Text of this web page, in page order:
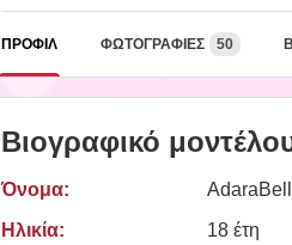
ΠΡΟΦΊΛ ΦΩΤΟΓΡΑΦΊΕΣ 50
Βιογραφικό
Όνομα:
AdaraBell
Ηλικία:
18 έτη